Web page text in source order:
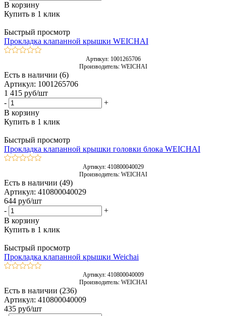
В корзину
Купить в 1 клик
Быстрый просмотр
Прокладка клапанной крышки WEICHAI
Артикул: 1001265706
Производитель: WEICHAI
Есть в наличии (6)
Артикул: 1001265706
1 415 руб/шт
-
+
В корзину
Купить в 1 клик
Быстрый просмотр
Прокладка клапанной крышки головки блока WEICHAI
Артикул: 410800040029
Производитель: WEICHAI
Есть в наличии (49)
Артикул: 410800040029
644 руб/шт
-
+
В корзину
Купить в 1 клик
Быстрый просмотр
Прокладка клапанной крышки Weichai
Артикул: 410800040009
Производитель: WEICHAI
Есть в наличии (236)
Артикул: 410800040009
435 руб/шт